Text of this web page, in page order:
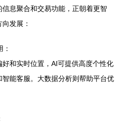
息聚合和交易功能，正朝着更智
发展：
和实时位置，AI可提供高度个性化
能客服。大数据分析则帮助平台优